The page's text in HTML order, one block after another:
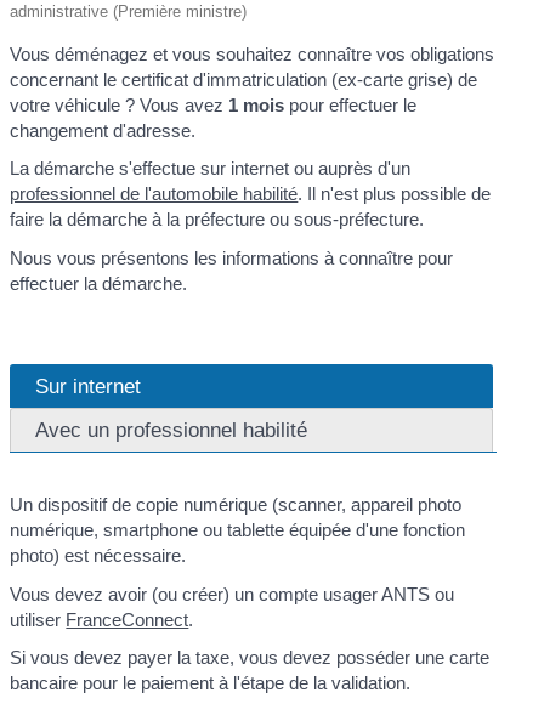
administrative (Première ministre)
Vous déménagez et vous souhaitez connaître vos obligations
concernant le certificat d'immatriculation (ex-carte grise) de
votre véhicule ? Vous avez 1 mois pour effectuer le
changement d'adresse.
La démarche s'effectue sur internet ou auprès d'un
professionnel de l'automobile habilité. Il n'est plus possible de
faire la démarche à la préfecture ou sous-préfecture.
Nous vous présentons les informations à connaître pour
effectuer la démarche.
Sur internet
Avec un professionnel habilité
Un dispositif de copie numérique (scanner, appareil photo
numérique, smartphone ou tablette équipée d'une fonction
photo) est nécessaire.
Vous devez avoir (ou créer) un compte usager ANTS ou
utiliser FranceConnect.
Si vous devez payer la taxe, vous devez posséder une carte
bancaire pour le paiement à l'étape de la validation.